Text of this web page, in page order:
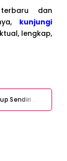
dan
kunjungi
lengkap,
Layar iPhone Mendadak Redup Sendiri Padahal Auto-Brightness Mati? Ini Penyebab & Solusinya!